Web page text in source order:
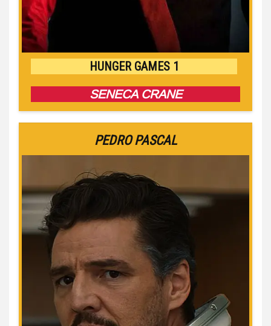
HUNGER GAMES 1
SENECA CRANE
PEDRO PASCAL